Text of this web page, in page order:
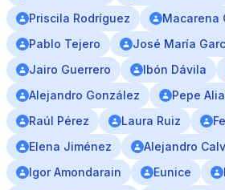
Priscila Rodríguez
Macarena
Pablo Tejero
José María
Jairo Guerrero
Ibón Dávila
Alejandro González
Pepe
Raúl Pérez
Laura Ruiz
Elena Jiménez
Alejandro
Igor Amondarain
Eunice